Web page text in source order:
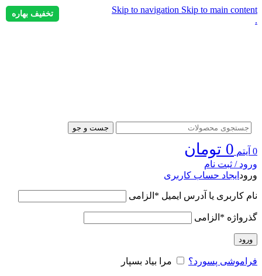
Skip to navigation Skip to main content
.
جست و جو
0 آیتم 0 تومان
ورود / ثبت نام
ورود ایجاد حساب کاربری
نام کاربری یا آدرس ایمیل * الزامی
گذرواژه * الزامی
ورود
فراموشی پسورد؟ مرا بیاد بسپار
تخفیف بهاره